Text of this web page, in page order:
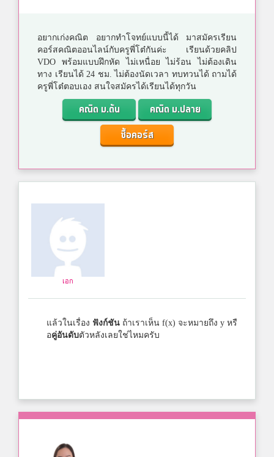
อยากเก่งคณิต อยากทำโจทย์แบบนี้ได้ มาสมัครเรียน
คอร์สคณิตออนไลน์กับครูพี่โต๋กันค่ะ เรียนด้วยคลิป
VDO พร้อมแบบฝึกหัด ไม่เหนื่อย ไม่ร้อน ไม่ต้องเดิน
ทาง เรียนได้ 24 ชม. ไม่ต้องนัดเวลา ทบทวนได้ ถามได้
ครูพี่โต๋ตอบเอง สนใจสมัครได้เรียนได้ทุกวัน
คณิต ม.ต้น
คณิต ม.ปลาย
ซื้อคอร์ส
เอก
แล้วในเรื่อง ฟังก์ชัน ถ้าเราเห็น f(x) จะหมายถึง y หรื
อคู่อันดับตัวหลังเลยใช่ไหมครับ